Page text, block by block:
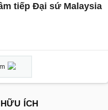
tiếp Đại sứ Malaysia
ÍCH